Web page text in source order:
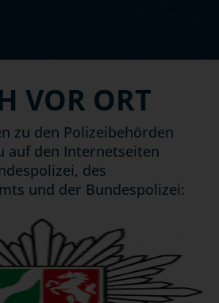
VOR ORT
zu den Polizeibehörden
auf den Internetseiten
des
und der Bundespolizei:
next